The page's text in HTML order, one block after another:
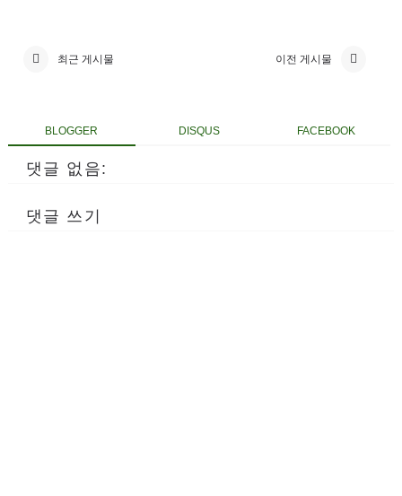
최근 게시물 이전 게시물
BLOGGER DISQUS FACEBOOK
댓글 없음:
댓글 쓰기